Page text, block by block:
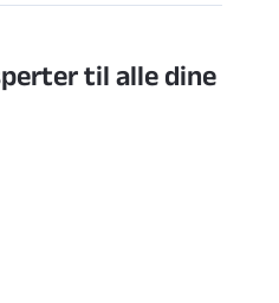
til alle dine